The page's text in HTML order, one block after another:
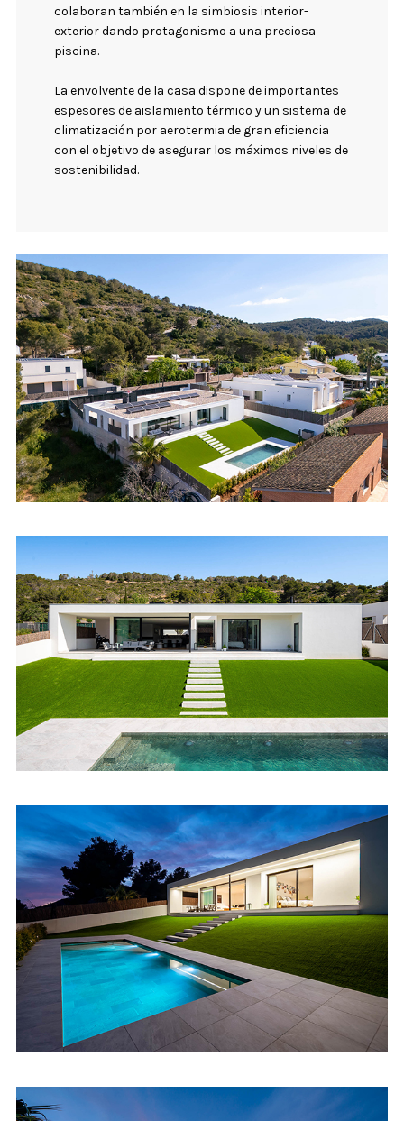
colaboran también en la simbiosis interior-
exterior dando protagonismo a una preciosa
piscina.
La envolvente de la casa dispone de importantes
espesores de aislamiento térmico y un sistema de
climatización por aerotermia de gran eficiencia
con el objetivo de asegurar los máximos niveles de
sostenibilidad.